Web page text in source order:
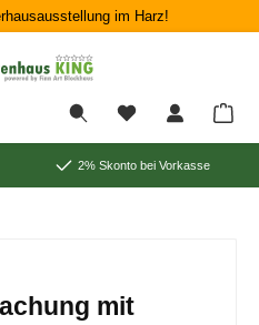
im Harz!
2% Skonto bei Vorkasse
mit